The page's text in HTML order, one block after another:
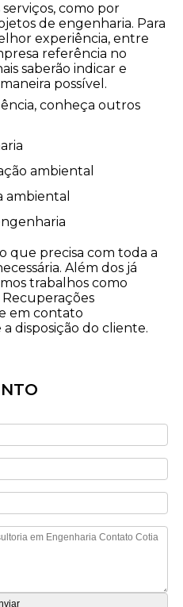
como por
de engenharia. Para
experiência, entre
referência no
saberão indicar e
possível.
conheça outros
ambiental
ambiental
que precisa com toda a
Além dos já
trabalhos como
em contato
disposição do cliente.